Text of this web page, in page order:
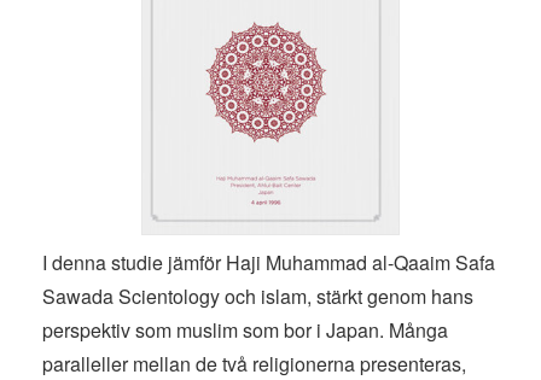
I denna studie jämför Haji Muhammad al-Qaaim Safa
Sawada Scientology och islam, stärkt genom hans
perspektiv som muslim som bor i Japan. Många
paralleller mellan de två religionerna presenteras,